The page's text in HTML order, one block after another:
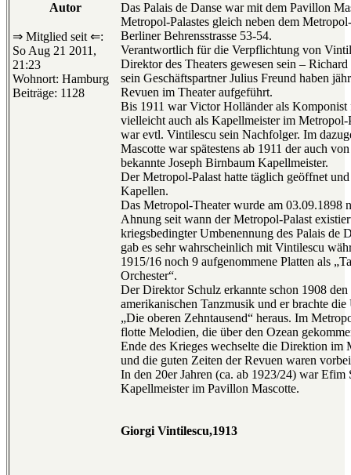
Autor
⇒ Mitglied seit ⇐:
So Aug 21 2011,
21:23
Wohnort: Hamburg
Beiträge: 1128
Das Palais de Danse war mit dem Pavillon
Metropol-Palastes gleich neben dem
Berliner Behrensstrasse 53-54.
Verantwortlich für die Verpflichtung von
Direktor des Theaters gewesen sein –
sein Geschäftspartner Julius Freund haben
Revuen im Theater aufgeführt.
Bis 1911 war Victor Holländer als Komponist
vielleicht auch als Kapellmeister im Metropol-
war evtl. Vintilescu sein Nachfolger. Im
Mascotte war spätestens ab 1911 der auch
bekannte Joseph Birnbaum Kapellmeister.
Der Metropol-Palast hatte täglich geöffnet und
Kapellen.
Das Metropol-Theater wurde am 03.09.1898
Ahnung seit wann der Metropol-Palast
kriegsbedingter Umbenennung des Palais de
gab es sehr wahrscheinlich mit Vintilescu
1915/16 noch 9 aufgenommene Platten als
Orchester“.
Der Direktor Schulz erkannte schon 1908 den
amerikanischen Tanzmusik und er brachte
„Die oberen Zehntausend“ heraus. Im
flotte Melodien, die über den Ozean
Ende des Krieges wechselte die Direktion im
und die guten Zeiten der Revuen waren
In den 20er Jahren (ca. ab 1923/24) war Efim
Kapellmeister im Pavillon Mascotte.
Giorgi Vintilescu,1913